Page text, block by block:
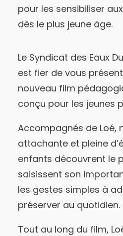
pour les sensibiliser
dès le plus jeune âge.
Le Syndicat des Eaux
est fier de vous
nouveau film
conçu pour les jeunes
Accompagnés de Loé,
attachante et pleine
enfants découvrent le
saisissent son
les gestes simples à
préserver au quotidien.
Tout au long du film,